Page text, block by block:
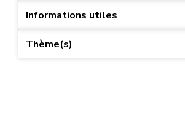
Informations utiles
Thème(s)